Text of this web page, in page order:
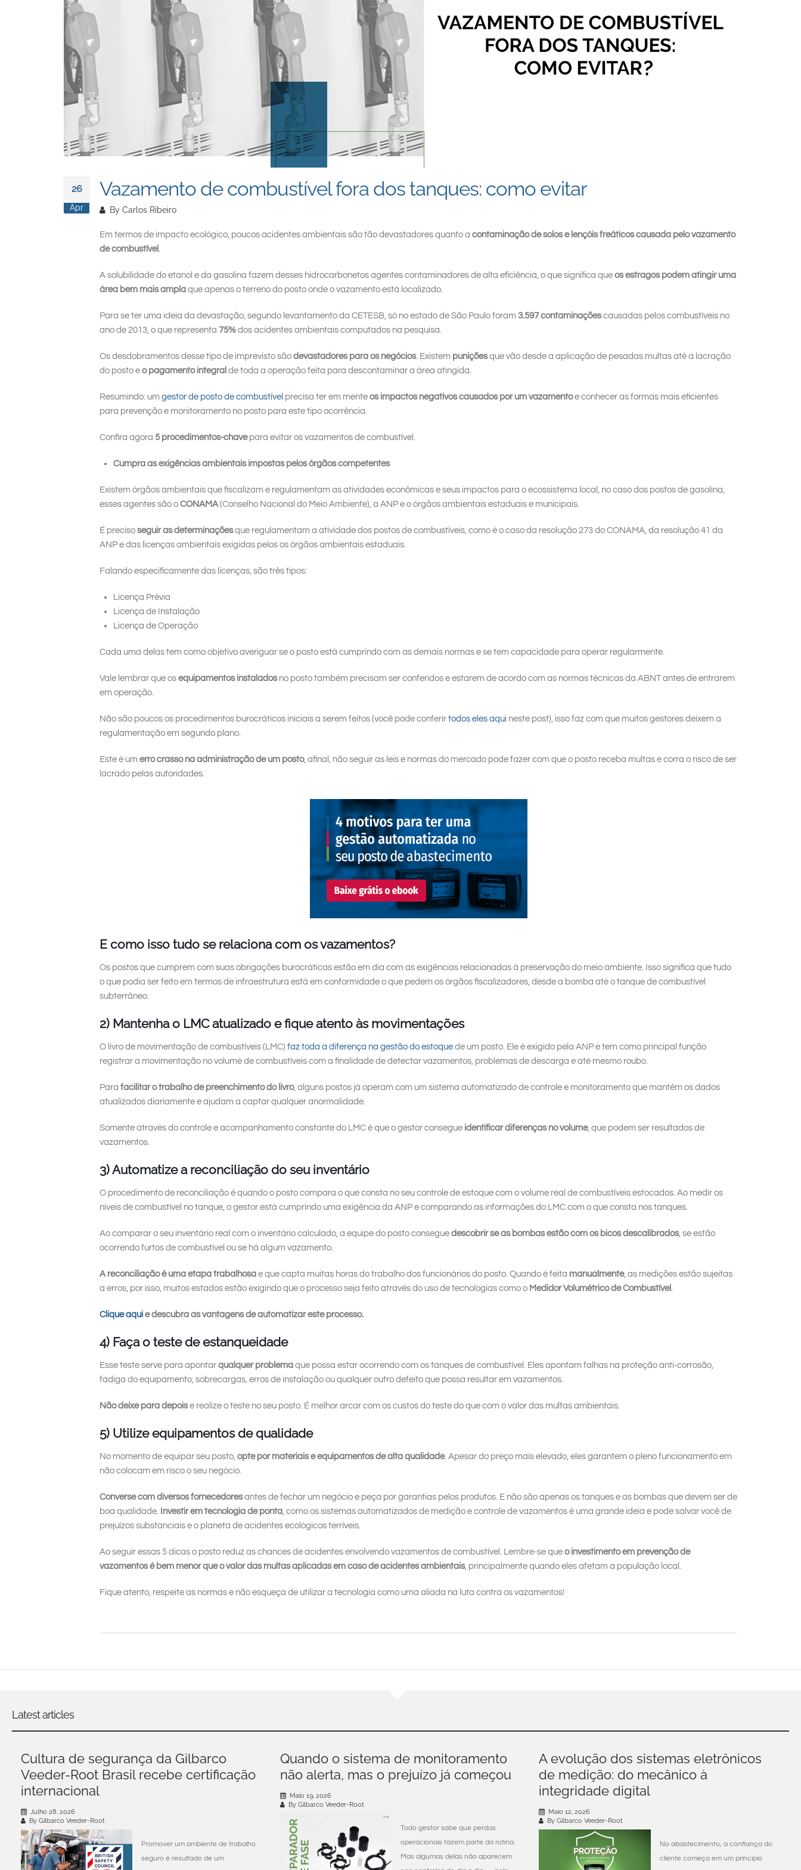
26
Apr
Vazamento de combustível fora dos tanques: como evitar
By Carlos Ribeiro
Em termos de impacto ecológico, poucos acidentes ambientais são tão devastadores quanto a contaminação de solos e lençóis freáticos causada pelo vazamento
de combustível.
A solubilidade do etanol e da gasolina fazem desses hidrocarbonetos agentes contaminadores de alta eficiência, o que significa que os estragos podem atingir uma
área bem mais ampla que apenas o terreno do posto onde o vazamento está localizado.
Para se ter uma ideia da devastação, segundo levantamento da CETESB, só no estado de São Paulo foram 3.597 contaminaçõescausadas pelos combustíveis no
ano de 2013, o que representa 75% dos acidentes ambientais computados na pesquisa.
Os desdobramentos desse tipo de imprevisto são devastadores para os negócios. Existem puniçõesque vão desde a aplicação de pesadas multas até a lacração
do posto e o pagamento integral de toda a operação feita para descontaminar a área atingida.
Resumindo: um gestor de posto de combustível precisa ter em mente os impactos negativos causados por um vazamentoe conhecer as formas mais eficientes
para prevenção e monitoramento no posto para este tipo ocorrência.
Confira agora 5 procedimentos-chavepara evitar os vazamentos de combustível.
Cumpra as exigências ambientais impostas pelos órgãos competentes
Existem órgãos ambientais que fiscalizam e regulamentam as atividades econômicas e seus impactos para o ecossistema local, no caso dos postos de gasolina,
esses agentes são o CONAMA(Conselho Nacional do Meio Ambiente), a ANP e o órgãos ambientais estaduais e municipais.
É preciso seguir as determinaçõesque regulamentam a atividade dos postos de combustíveis, como é o caso da resolução 273 do CONAMA, da resolução 41 da
ANP e das licenças ambientais exigidas pelos os órgãos ambientais estaduais.
Falando especificamente das licenças, são três tipos:
Licença Prévia
Licença de Instalação
Licença de Operação
Cada uma delas tem como objetivo averiguar se o posto está cumprindo com as demais normas e se tem capacidade para operar regularmente.
Vale lembrar que os equipamentos instalados no posto também precisam ser conferidos e estarem de acordo com as normas técnicas da ABNT antes de entrarem
em operação.
Não são poucos os procedimentos burocráticos iniciais a serem feitos (você pode conferir todos eles aqui neste post), isso faz com que muitos gestores deixem a
regulamentação em segundo plano.
Este é um erro crasso na administração de um posto, afinal, não seguir as leis e normas do mercado pode fazer com que o posto receba multas e corra o risco de ser
lacrado pelas autoridades.
E como isso tudo se relaciona com os vazamentos?
Os postos que cumprem com suas obrigações burocráticas estão em dia com as exigências relacionadas à preservação do meio ambiente. Isso significa que tudo
o que podia ser feito em termos de infraestrutura está em conformidade o que pedem os órgãos fiscalizadores, desde a bomba até o tanque de combustível
subterrâneo.
2) Mantenha o LMC atualizado e fique atento às movimentações
O livro de movimentação de combustíveis (LMC) faz toda a diferença na gestão do estoque de um posto. Ele é exigido pela ANP e tem como principal função
registrar a movimentação no volume de combustíveis com a finalidade de detectar vazamentos, problemas de descarga e até mesmo roubo.
Para facilitar o trabalho de preenchimento do livro, alguns postos já operam com um sistema automatizado de controle e monitoramento que mantém os dados
atualizados diariamente e ajudam a captar qualquer anormalidade.
Somente através do controle e acompanhamento constante do LMC é que o gestor consegue identificar diferenças no volume, que podem ser resultados de
vazamentos.
3) Automatize a reconciliação do seu inventário
O procedimento de reconciliação é quando o posto compara o que consta no seu controle de estoque com o volume real de combustíveis estocados. Ao medir os
níveis de combustível no tanque, o gestor está cumprindo uma exigência da ANP e comparando as informações do LMC com o que consta nos tanques.
Ao comparar o seu inventário real com o inventário calculado, a equipe do posto consegue descobrir se as bombas estão com os bicos descalibrados, se estão
ocorrendo furtos de combustível ou se há algum vazamento.
A reconciliação é uma etapa trabalhosa e que capta muitas horas do trabalho dos funcionários do posto. Quando é feita manualmente, as medições estão sujeitas
a erros, por isso, muitos estados estão exigindo que o processo seja feito através do uso de tecnologias como o Medidor Volumétrico de Combustível.
Clique aqui e descubra as vantagens de automatizar este processo.
4) Faça o teste de estanqueidade
Esse teste serve para apontar qualquer problema que possa estar ocorrendo com os tanques de combustível. Eles apontam falhas na proteção anti-corrosão,
fadiga do equipamento, sobrecargas, erros de instalação ou qualquer outro defeito que possa resultar em vazamentos.
Não deixe para depoise realize o teste no seu posto. É melhor arcar com os custos do teste do que com o valor das multas ambientais.
5) Utilize equipamentos de qualidade
No momento de equipar seu posto, opte por materiais e equipamentos de alta qualidade. Apesar do preço mais elevado, eles garantem o pleno funcionamento em
não colocam em risco o seu negócio.
Converse com diversos fornecedoresantes de fechar um negócio e peça por garantias pelos produtos. E não são apenas os tanques e as bombas que devem ser de
boa qualidade. Investir em tecnologia de ponta, como os sistemas automatizados de medição e controle de vazamentos é uma grande ideia e pode salvar você de
prejuízos substanciais e o planeta de acidentes ecológicos terríveis.
Ao seguir essas 5 dicas o posto reduz as chances de acidentes envolvendo vazamentos de combustível. Lembre-se que o investimento em prevenção de
vazamentos é bem menor que o valor das multas aplicadas em caso de acidentes ambientais, principalmente quando eles afetam a população local.
Fique atento, respeite as normas e não esqueça de utilizar a tecnologia como uma aliada na luta contra os vazamentos!
Latest articles
Cultura de segurança da Gilbarco
Veeder-Root Brasil recebe certificação
internacional
Julho 28, 2026
By Gilbarco Veeder-Root
Promover um ambiente de trabalho
seguro é resultado de um
Quando o sistema de monitoramento
não alerta, mas o prejuízo já começou
Maio 19, 2026
By Gilbarco Veeder-Root
Todo gestor sabe que perdas
operacionais fazem parte da rotina.
Mas algumas delas não aparecem
A evolução dos sistemas eletrônicos
de medição: do mecânico à
integridade digital
Maio 12, 2026
By Gilbarco Veeder-Root
No abastecimento, a confiança do
cliente começa em um princípio